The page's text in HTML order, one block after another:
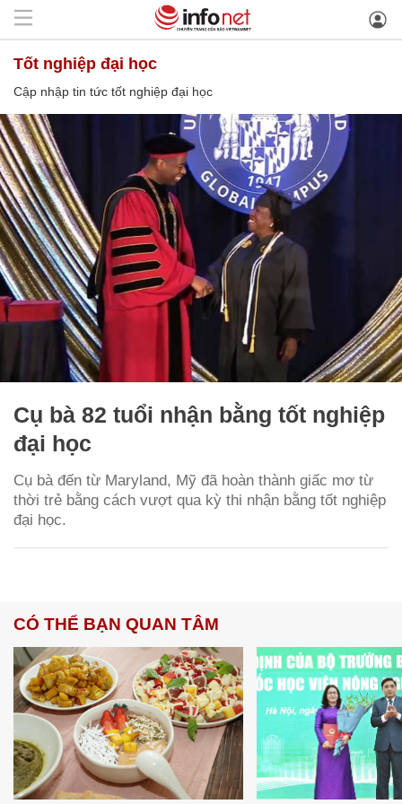
tốt nghiệp đại học
Cập nhập tin tức tốt nghiệp đại học
Cụ bà 82 tuổi nhận bằng tốt nghiệp
đại học
Cụ bà đến từ Maryland, Mỹ đã hoàn thành giấc mơ từ
thời trẻ bằng cách vượt qua kỳ thi nhận bằng tốt nghiệp
đại học.
CÓ THỂ BẠN QUAN TÂM